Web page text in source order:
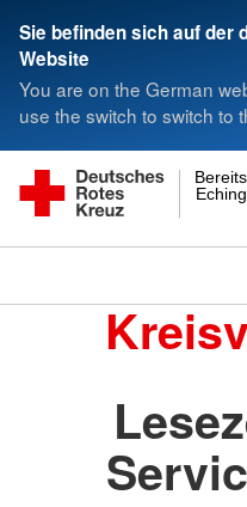
Sie befinden sich auf der
Website
You are on the German
use the switch to switch to
Eching